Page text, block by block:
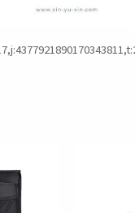
。